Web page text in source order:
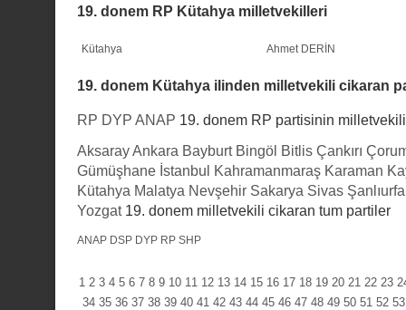
19. donem RP Kütahya milletvekilleri
Kütahya Ahmet DERİN
19. donem Kütahya ilinden milletvekili cikaran
RP DYP ANAP 19. donem RP partisinin
AksarayAnkara Bayburt Bingöl Bitlis Çankırı
Gümüşhane İstanbul Kahramanmaraş Karaman
Kütahya Malatya Nevşehir Sakarya Sivas Şanlıurfa
Yozgat19. donem milletvekili cikaran tum partiler
ANAP DSP DYP RP SHP
1 2 3 4 5 6 7 8 9 10 11 12 13 14 15 16 17 18 19 20 21 22 23
34 35 36 37 38 39 40 41 42 43 44 45 46 47 48 49 50 51 52 53